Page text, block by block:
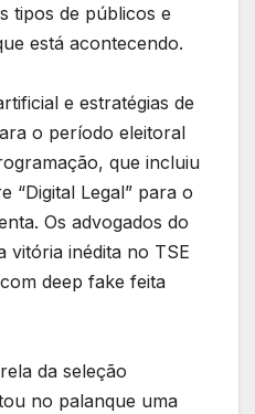
tipos de públicos e
está acontecendo.
e estratégias de
o período eleitoral
que incluiu
“Digital Legal” para o
Os advogados do
vitória inédita no TSE
deep fake feita
da seleção
no palanque uma